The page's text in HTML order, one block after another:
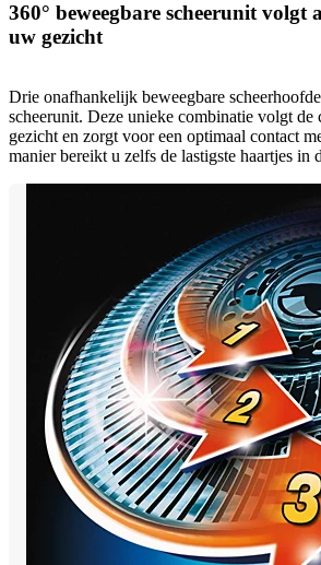
360° beweegbare scheerunit volgt
uw gezicht
Drie onafhankelijk beweegbare
scheerunit. Deze unieke combinatie volgt de
gezicht en zorgt voor een optimaal contact
manier bereikt u zelfs de lastigste haartjes in